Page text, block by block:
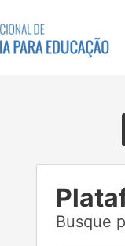
Busque